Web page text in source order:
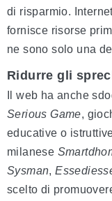
di risparmio.
fornisce risorse
ne sono solo una
Ridurre gli
Il web ha anche
Serious Game,
educative o
milanese
Sysman,
scelto di